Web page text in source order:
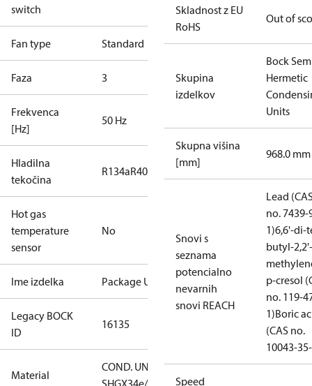
switch
Fan type Standard
Faza 3
Frekvenca
[Hz]
50 Hz
Hladilna
tekočina
R134aR404A R407C R407F
Hot gas
temperature
sensor
No
Ime izdelka Package Unit
Legacy BOCK
ID
16135
Material
COND. UNIT
SHGX34e/255-
Skladnost z EU
RoHS
Out of
Skupina
izdelkov
Bock
Hermetic
Units
Skupna višina
[mm]
968.0 mm
Snovi s
seznama
potencialno
nevarnih
snovi REACH
Lead
no. 7439-
1)6,6'-di-
butyl-2,2'-
p-cresol
no. 119-
1)Boric
(CAS no.
10043-
Speed